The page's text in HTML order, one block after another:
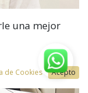
una mejor
de Cookies Acepto